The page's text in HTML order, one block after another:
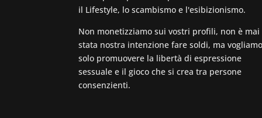
il Lifestyle, lo scambismo e l'esibizionismo.
Non monetizziamo sui vostri profili, non è mai
stata nostra intenzione fare soldi, ma
solo promuovere la libertà di espressione
sessuale e il gioco che si crea tra persone
consenzienti.